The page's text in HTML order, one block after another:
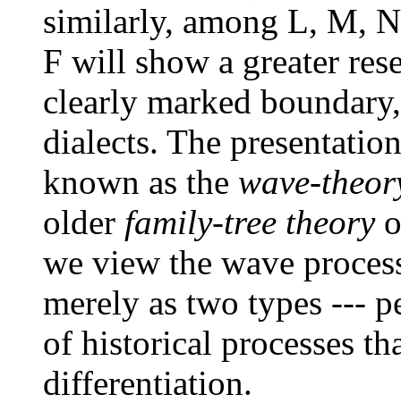
similarly, among L, M,
F will show a greater
clearly marked
dialects. The
known as the wave-
older family-tree theory
we view the wave
merely as two types ---
of historical processes
differentiation.